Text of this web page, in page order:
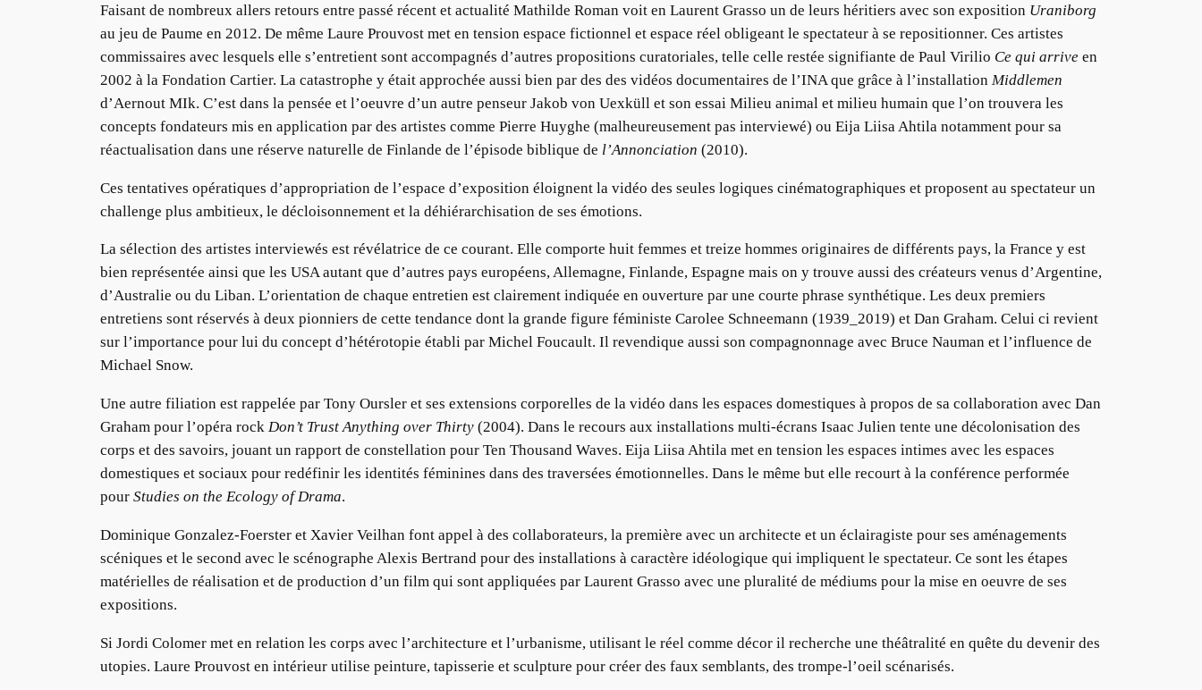
Faisant de nombreux allers retours entre passé récent et actualité Mathilde Roman voit en Laurent Grasso un de leurs héritiers avec son exposition Uraniborg
au jeu de Paume en 2012. De même Laure Prouvost met en tension espace fictionnel et espace réel obligeant le spectateur à se repositionner. Ces artistes
commissaires avec lesquels elle s’entretient sont accompagnés d’autres propositions curatoriales, telle celle restée signifiante de Paul Virilio Ce qui arrive en
2002 à la Fondation Cartier. La catastrophe y était approchée aussi bien par des des vidéos documentaires de l’INA que grâce à l’installation Middlemen
d’Aernout MIk. C’est dans la pensée et l’oeuvre d’un autre penseur Jakob von Uexküll et son essai Milieu animal et milieu humain que l’on trouvera les
concepts fondateurs mis en application par des artistes comme Pierre Huyghe (malheureusement pas interviewé) ou Eija Liisa Ahtila notamment pour sa
réactualisation dans une réserve naturelle de Finlande de l’épisode biblique de l’Annonciation (2010).
Ces tentatives opératiques d’appropriation de l’espace d’exposition éloignent la vidéo des seules logiques cinématographiques et proposent au spectateur un
challenge plus ambitieux, le décloisonnement et la déhiérarchisation de ses émotions.
La sélection des artistes interviewés est révélatrice de ce courant. Elle comporte huit femmes et treize hommes originaires de différents pays, la France y est
bien représentée ainsi que les USA autant que d’autres pays européens, Allemagne, Finlande, Espagne mais on y trouve aussi des créateurs venus d’Argentine,
d’Australie ou du Liban. L’orientation de chaque entretien est clairement indiquée en ouverture par une courte phrase synthétique. Les deux premiers
entretiens sont réservés à deux pionniers de cette tendance dont la grande figure féministe Carolee Schneemann (1939_2019) et Dan Graham. Celui ci revient
sur l’importance pour lui du concept d’hétérotopie établi par Michel Foucault. Il revendique aussi son compagnonnage avec Bruce Nauman et l’influence de
Michael Snow.
Une autre filiation est rappelée par Tony Oursler et ses extensions corporelles de la vidéo dans les espaces domestiques à propos de sa collaboration avec Dan
Graham pour l’opéra rock Don’t Trust Anything over Thirty (2004). Dans le recours aux installations multi-écrans Isaac Julien tente une décolonisation des
corps et des savoirs, jouant un rapport de constellation pour Ten Thousand Waves. Eija Liisa Ahtila met en tension les espaces intimes avec les espaces
domestiques et sociaux pour redéfinir les identités féminines dans des traversées émotionnelles. Dans le même but elle recourt à la conférence performée
pour Studies on the Ecology of Drama.
Dominique Gonzalez-Foerster et Xavier Veilhan font appel à des collaborateurs, la première avec un architecte et un éclairagiste pour ses aménagements
scéniques et le second avec le scénographe Alexis Bertrand pour des installations à caractère idéologique qui impliquent le spectateur. Ce sont les étapes
matérielles de réalisation et de production d’un film qui sont appliquées par Laurent Grasso avec une pluralité de médiums pour la mise en oeuvre de ses
expositions.
Si Jordi Colomer met en relation les corps avec l’architecture et l’urbanisme, utilisant le réel comme décor il recherche une théâtralité en quête du devenir des
utopies. Laure Prouvost en intérieur utilise peinture, tapisserie et sculpture pour créer des faux semblants, des trompe-l’oeil scénarisés.